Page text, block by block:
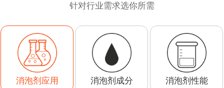
针对行业需求选你所需
消泡剂成分 消泡剂性能